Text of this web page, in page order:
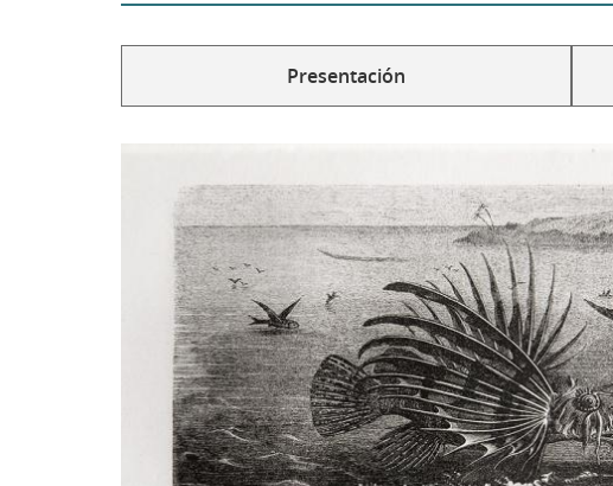
Solapas
secundarias
Presentación